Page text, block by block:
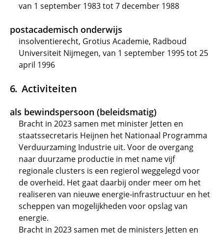
van 1 september 1983 tot 7 december 1988
postacademisch onderwijs
insolventierecht, Grotius Academie, Radboud
Universiteit Nijmegen, van 1 september 1995 tot 25
april 1996
Activiteiten
als bewindspersoon (beleidsmatig)
Bracht in 2023 samen met minister Jetten en
staatssecretaris Heijnen het Nationaal Programma
Verduurzaming Industrie uit. Voor de overgang
naar duurzame productie in met name vijf
regionale clusters is een regierol weggelegd voor
de overheid. Het gaat daarbij onder meer om het
realiseren van nieuwe energie-infrastructuur en het
scheppen van mogelijkheden voor opslag van
energie.
Bracht in 2023 samen met de ministers Jetten en